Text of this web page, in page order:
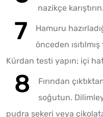
nazikçe karıştırın.
Hamuru
önceden
Kürdan testi yapın; içi
Fırından
soğutun.
pudra şekeri veya